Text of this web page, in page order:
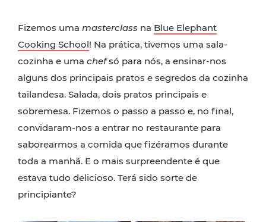
Fizemos uma masterclass na Blue Elephant
Cooking School! Na prática, tivemos uma sala-
cozinha e uma chefsó para nós, a ensinar-nos
alguns dos principais pratos e segredos da cozinha
tailandesa. Salada, dois pratos principais e
sobremesa. Fizemos o passo a passo e, no final,
convidaram-nos a entrar no restaurante para
saborearmos a comida que fizéramos durante
toda a manhã. E o mais surpreendente é que
estava tudo delicioso. Terá sido sorte de
principiante?